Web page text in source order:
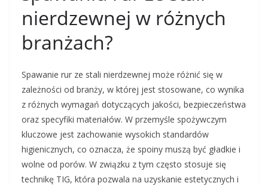
nierdzewnej w różnych
branżach?
Spawanie rur ze stali nierdzewnej może różnić się w
zależności od branży, w której jest stosowane, co wynika
z różnych wymagań dotyczących jakości, bezpieczeństwa
oraz specyfiki materiałów. W przemyśle spożywczym
kluczowe jest zachowanie wysokich standardów
higienicznych, co oznacza, że spoiny muszą być gładkie i
wolne od porów. W związku z tym często stosuje się
technikę TIG, która pozwala na uzyskanie estetycznych i